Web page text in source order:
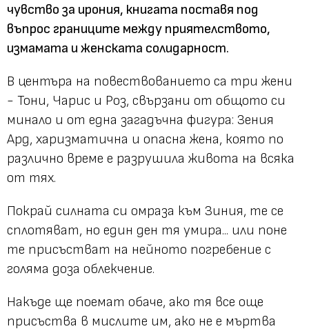
чувство за ирония, книгата поставя под
въпрос границите между приятелството,
измамата и женската солидарност.
В центъра на повествованието са три жени
- Тони, Чарис и Роз, свързани от общото си
минало и от една загадъчна фигура: Зения
Ард, харизматична и опасна жена, която по
различно време е разрушила живота на всяка
от тях.
Покрай силната си омраза към Зиния, те се
сплотяват, но един ден тя умира... или поне
те присъстват на нейното погребение с
голяма доза облекчение.
Накъде ще поемат обаче, ако тя все още
присъства в мислите им, ако не е мъртва